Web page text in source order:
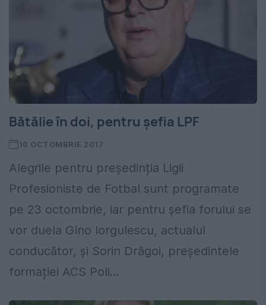
Bătălie în doi, pentru șefia LPF
10 OCTOMBRIE 2017
Alegrile pentru președinția Ligii
Profesioniste de Fotbal sunt programate
pe 23 octombrie, iar pentru șefia forului se
vor duela Gino Iorgulescu, actualul
conducător, și Sorin Drăgoi, președintele
formației ACS Poli...